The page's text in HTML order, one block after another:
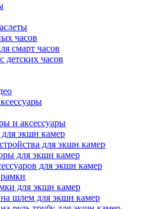
часов
смарт часов
детских часов
и аксессуары
экшн камер
для экшн камер
для экшн камер
для экшн камер
для экшн камер
шлем для экшн камер